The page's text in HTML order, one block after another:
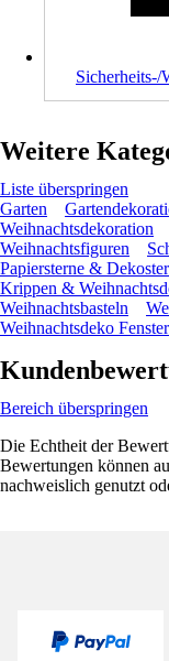
Sicherheits-/
Weitere
Liste überspringen
Garten
Weihnachtsdekoration
Weihnachtsfiguren
Papiersterne &
Krippen &
Weihnachtsbasteln
Weihnachtsdeko Fenster
Bereich überspringen
Die Echtheit der
Bewertungen können
nachweislich genutzt